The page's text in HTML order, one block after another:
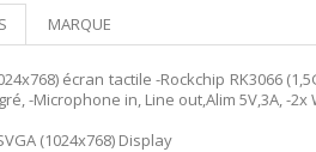
MARQUE
écran tactile -Rockchip RK3066
-Microphone in, Line out,Alim 5V,3A, -
(1024x768) Display